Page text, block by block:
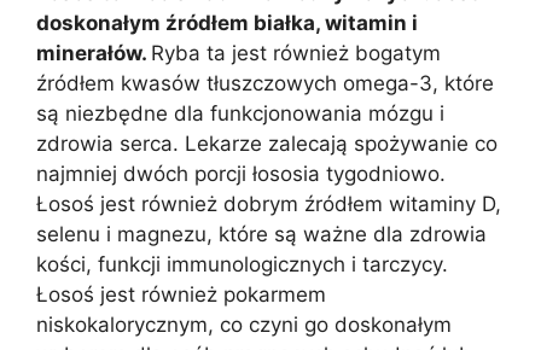
doskonałym źródłem białka, witamin i
minerałów. Ryba ta jest również bogatym
źródłem kwasów tłuszczowych omega-3, które
są niezbędne dla funkcjonowania mózgu i
zdrowia serca. Lekarze zalecają spożywanie co
najmniej dwóch porcji łososia tygodniowo.
Łosoś jest również dobrym źródłem witaminy D,
selenu i magnezu, które są ważne dla zdrowia
kości, funkcji immunologicznych i tarczycy.
Łosoś jest również pokarmem
niskokalorycznym, co czyni go doskonałym